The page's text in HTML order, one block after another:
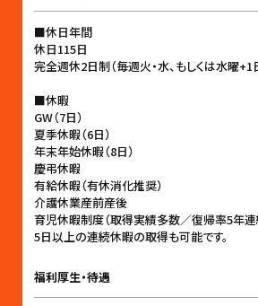
■休日年間
休日115日
完全週休2日制（毎週火・水、もしくは水曜+1
■休暇
GW（7日）
夏季休暇（6日）
年末年始休暇（8日）
慶弔休暇
有給休暇（有休消化推奨）
介護休業産前産後
育児休暇制度（取得実績多数／復帰率5年連
5日以上の連続休暇の取得も可能です。
福利厚生・待遇